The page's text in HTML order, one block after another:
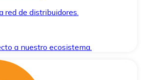
red de distribuidores.
a nuestro ecosistema.